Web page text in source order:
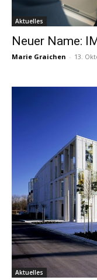
Aktuelles
Neuer Name:
Marie Graichen - 13.
Aktuelles